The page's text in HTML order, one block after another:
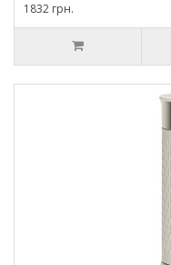
1832 грн.